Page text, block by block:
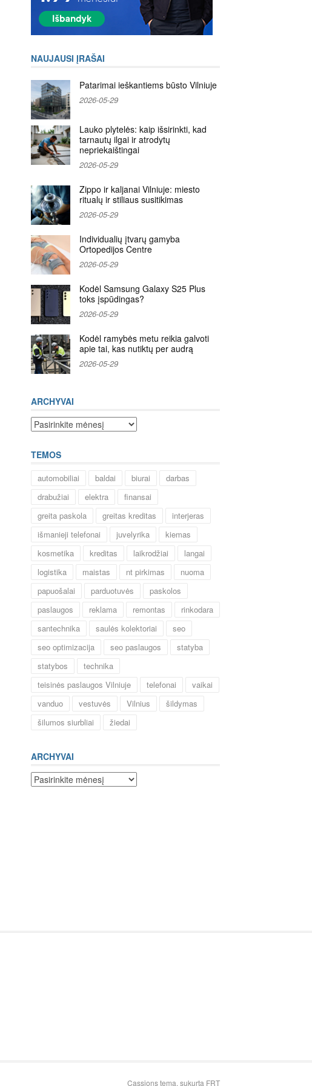
NAUJAUSI ĮRAŠAI
Patarimai ieškantiems būsto Vilniuje
2026-05-29
Lauko plytelės: kaip išsirinkti, kad
tarnautų ilgai ir atrodytų
nepriekaištingai
2026-05-29
Zippo ir kaljanai Vilniuje: miesto
ritualų ir stiliaus susitikimas
2026-05-29
Individualių įtvarų gamyba
Ortopedijos Centre
2026-05-29
Kodėl Samsung Galaxy S25 Plus
toks įspūdingas?
2026-05-29
Kodėl ramybės metu reikia galvoti
apie tai, kas nutiktų per audrą
2026-05-29
ARCHYVAI
Archyvai
TEMOS
automobiliai baldai biurai
darbas
drabužiai
elektra
finansai
greita paskola
greitas kreditas
interjeras
išmanieji telefonai
juvelyrika
kiemas
kosmetika
kreditas laikrodžiai
langai
logistika
maistas nt pirkimas
nuoma
papuošalai
parduotuvės
paskolos
paslaugos
reklama remontas
rinkodara
santechnika
saulės kolektoriai
seo
seo optimizacija
seo paslaugos
statyba
statybos
technika
teisinės paslaugos Vilniuje
telefonai
vaikai
vanduo
vestuvės Vilnius
šildymas
šilumos siurbliai
žiedai
ARCHYVAI
Archyvai
Cassions tema, sukurta FRT